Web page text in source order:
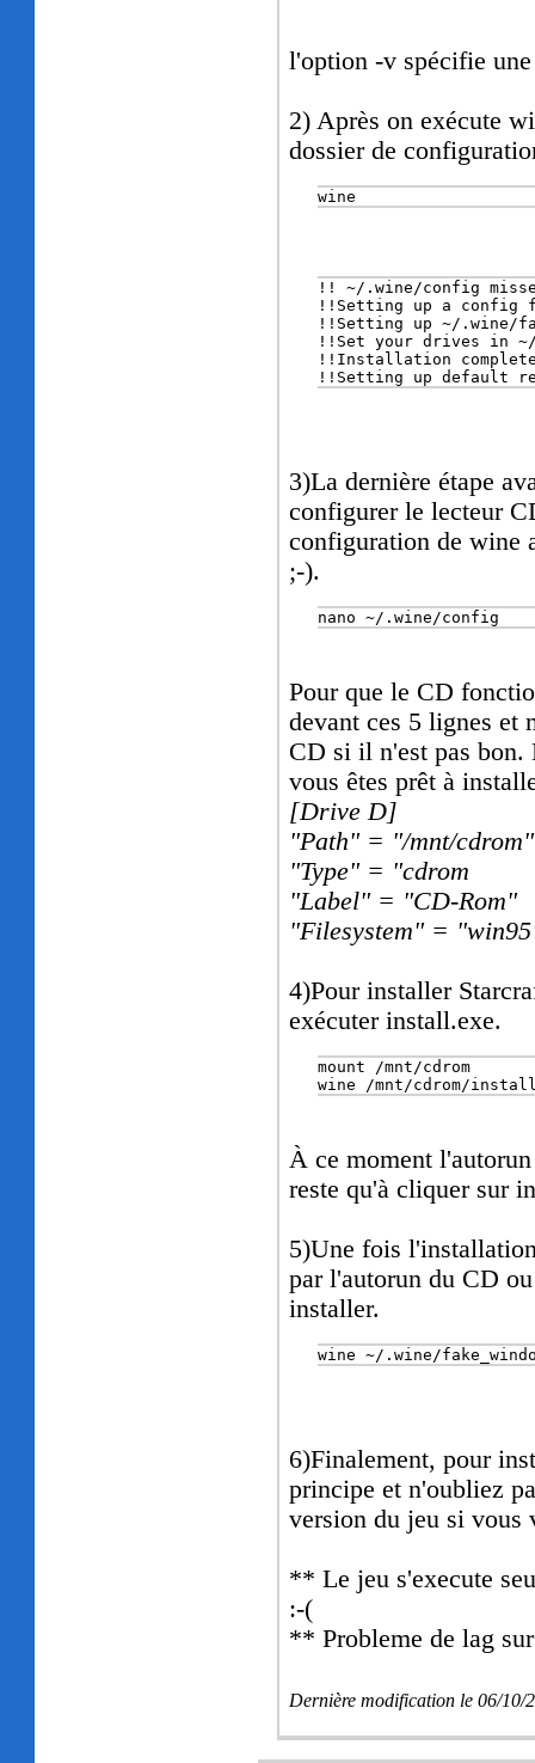
l'option -v spécifie
2) Après on exécute
dossier de
wine
!!Setting up default
3)La dernière étape
configurer le lecteur
configuration de wine
;-).
nano ~/.wine/config
Pour que le CD
devant ces 5 lignes et
CD si il n'est pas bon.
vous êtes prêt à
[Drive D]
"Path" = "/mnt/cdrom"
"Type" = "cdrom
"Label" = "CD-Rom"
"Filesystem" =
4)Pour installer
exécuter install.exe.
wine /mnt/cdrom/
À ce moment
reste qu'à cliquer sur
5)Une fois
par l'autorun du CD
installer.
wine ~/.wine/
6)Finalement, pour
principe et n'oubliez
version du jeu si vous
** Le jeu s'execute
:-(
** Probleme de lag
Dernière modification le 06/10/